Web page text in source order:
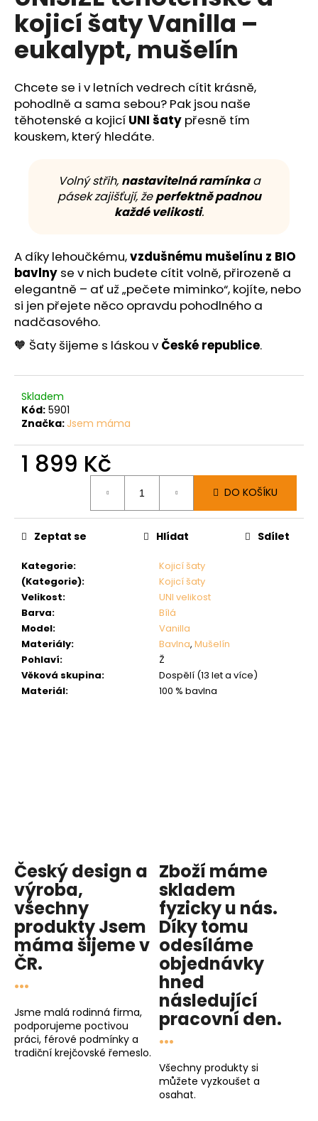
0,0
5
hvězdiček.
kojicí šaty Vanilla –
eukalypt, mušelín
Chcete se i v letních vedrech cítit krásně,
pohodlně a sama sebou? Pak jsou naše
těhotenské a kojicí UNI šaty přesně tím
kouskem, který hledáte.
Volný střih, nastavitelná ramínkaa
pásek zajišťují, žeperfektně padnou
každé velikosti.
A díky lehoučkému,vzdušnému mušelínu z BIO
bavlny se v nich budete cítit volně, přirozeně a
elegantně – ať už „pečete miminko“, kojíte, nebo
si jen přejete něco opravdu pohodlného a
nadčasového.
🧡 Šaty šijeme s láskou v České republice.
Skladem
Kód: 5901
Značka: Jsem máma
1 899 Kč
DO KOŠÍKU
Kategorie:
Kojicí šaty
(Kategorie):
Kojicí šaty
Velikost:
UNI velikost
Barva:
Bílá
Model:
Vanilla
Materiály: Bavlna, Mušelín
Pohlaví:
Ž
Věková skupina:
Dospělí (13 let a více)
Materiál: 100 % bavlna
Zeptat se Hlídat Sdílet
Český design a
výroba,
všechny
produktyJsem
mámašijeme v
ČR.
...
Jsme malá rodinná firma,
podporujeme poctivou
práci, férové podmínky a
tradiční krejčovské řemeslo.
Zboží máme
skladem
fyzicky u nás.
Díky tomu
odesíláme
objednávky
hned
následující
pracovní den.
...
Všechny produkty si
můžete vyzkoušet a
osahat.
u
j
e
m
e